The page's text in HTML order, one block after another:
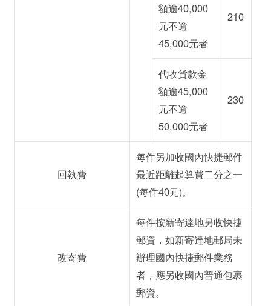
額逾40,000
元不逾
45,000元者
210
代收貨款金
額逾45,000
元不逾
50,000元者
230
回執費
每件另加收國內快捷郵件
最近距離起算費二分之一
(每件40元)。
改寄費
每件按新寄達地另收快捷
郵資，如新寄達地郵局未
辦理國內快捷郵件業務
者，應另收國內普通包裹
郵資。